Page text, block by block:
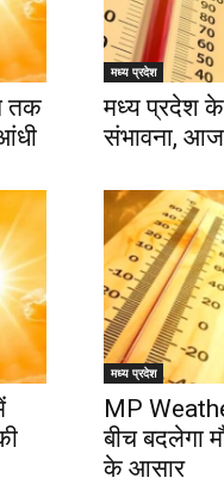
तक
मध्य प्रदेश
मध्‍य प्रदेश के
संभावना,
मध्य प्रदेश
MP
बीच बदलेगा
के आसार